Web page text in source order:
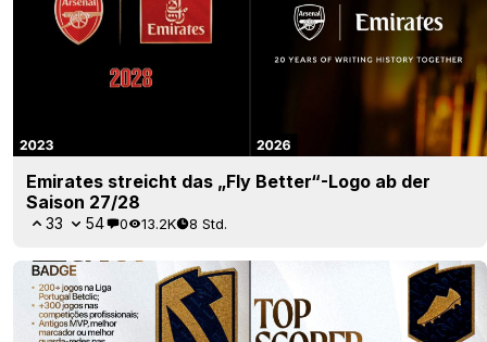
Emirates streicht das „Fly Better“-Logo ab der
Saison 27/28
33 54 0 13.2K 8 Std.